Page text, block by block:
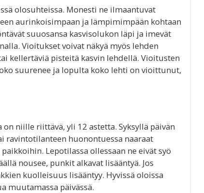
olosuhteissa. Monesti ne ilmaantuvat
aurinkoisimpaan ja lämpimimpään kohtaan
suuosansa kasvisolukon läpi ja imevät
Vioitukset voivat näkyä myös lehden
kellertäviä pisteitä kasvin lehdellä. Vioitusten
suurenee ja lopulta koko lehti on vioittunut,
niille riittävä, yli 12 astetta. Syksyllä päivän
ravintotilanteen huonontuessa naaraat
Lepotilassa ollessaan ne eivät syö
nousee, punkit alkavat lisääntyä. Jos
kuolleisuus lisääntyy. Hyvissä oloissa
muutamassa päivässä.